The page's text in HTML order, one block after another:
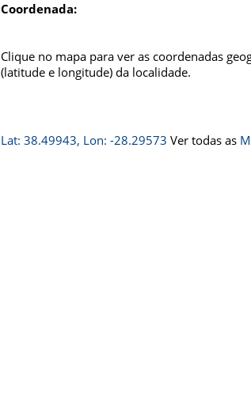
Coordenada:
Clique no mapa para ver as coordenadas
(latitude e longitude) da localidade.
Lat: 38.49943, Lon: -28.29573 Ver todas as